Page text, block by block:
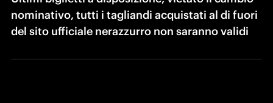
nominativo, tutti i tagliandi acquistati al di fuori
del sito ufficiale nerazzurro non saranno validi